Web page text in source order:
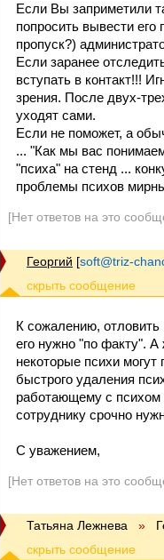
Если Вы заприметили
попросить вывести
пропуск?)
Если заранее
вступать в контакт!!!
зрения. После двух-
уходят сами.
Если не поможет, а
... "Как мы вас
"психа" на стенд ...
проблемы психов
[Нет ответов на это
Георгий [soft@triz-
К сожалению, отловить
его нужно "по факту".
некоторые психи
быстрого удаления
работающему с психом
сотруднику срочно
С уважением,
[Нет ответов на это
Татьяна Лежнева »